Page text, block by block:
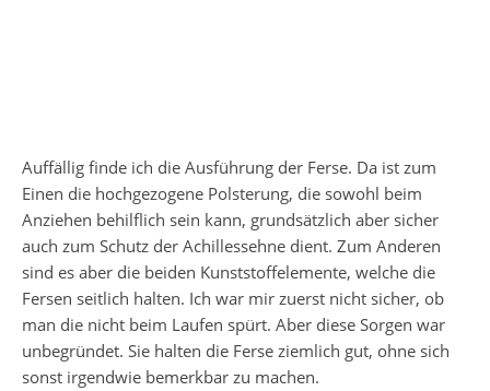
Auffällig finde ich die Ausführung der Ferse. Da ist zum
Einen die hochgezogene Polsterung, die sowohl beim
Anziehen behilflich sein kann, grundsätzlich aber sicher
auch zum Schutz der Achillessehne dient. Zum Anderen
sind es aber die beiden Kunststoffelemente, welche die
Fersen seitlich halten. Ich war mir zuerst nicht sicher, ob
man die nicht beim Laufen spürt. Aber diese Sorgen war
unbegründet. Sie halten die Ferse ziemlich gut, ohne sich
sonst irgendwie bemerkbar zu machen.